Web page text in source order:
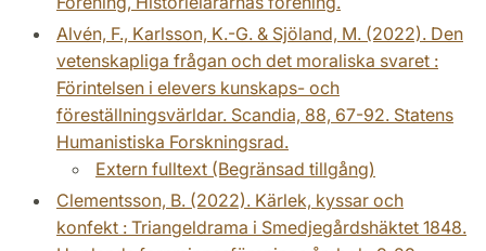
Alvén, F., Karlsson, K.-G. & Sjöland, M. (2022). Den
vetenskapliga frågan och det moraliska svaret :
Förintelsen i elevers kunskaps- och
föreställningsvärldar. Scandia, 88, 67-92. Statens
Humanistiska Forskningsrad.
Extern fulltext (Begränsad tillgång)
Clementsson, B. (2022). Kärlek, kyssar och
konfekt : Triangeldrama i Smedjegårdshäktet 1848.